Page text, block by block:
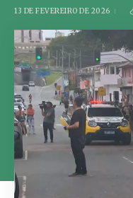
13 DE FEVEREIRO DE 2026